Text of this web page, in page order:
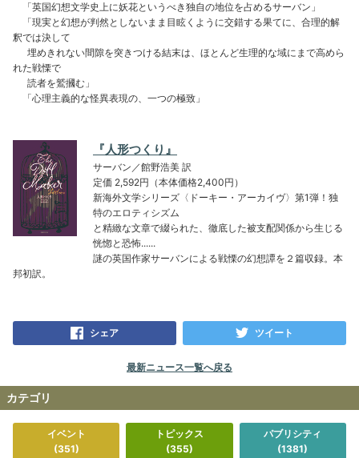
「英国幻想文学史上に妖花というべき独自の地位を占めるサーバン」
「現実と幻想が判然としないまま目眩くように交錯する果てに、合理的解
釈では決して
埋めきれない間隙を突きつける結末は、ほとんど生理的な域にまで高めら
れた戦慄で
読者を鷲摑む」
「心理主義的な怪異表現の、一つの極致」
『人形つくり』
サーバン／館野浩美 訳
定価 2,592円（本体価格2,400円）
新海外文学シリーズ〈ドーキー・アーカイヴ〉第1弾！独
特のエロティシズム
と精緻な文章で綴られた、徹底した被支配関係から生じる
恍惚と恐怖......
謎の英国作家サーバンによる戦慄の幻想譚を２篇収録。本
邦初訳。
シェア ツイート
最新ニュース一覧へ戻る
カテゴリ
イベント
(351)
トピックス
(355)
パブリシティ
(1381)